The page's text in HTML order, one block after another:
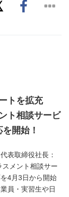
トを拡充
ト相談サービ
開始！
表取締役社長：
メント相談サー
4月3日から開始
員・実習生や日